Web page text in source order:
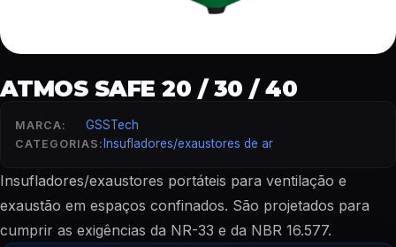
ATMOS SAFE 20 / 30 / 40
MARCA: GSSTech
CATEGORIAS: Insufladores/exaustores de ar
Insufladores/exaustores portáteis para ventilação e
exaustão em espaços confinados. São projetados para
cumprir as exigências da NR-33 e da NBR 16.577.